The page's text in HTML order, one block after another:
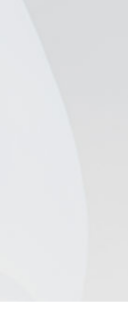
Armadio a
LV124 K-12
Macchina
Forno
Camera di
Camera di